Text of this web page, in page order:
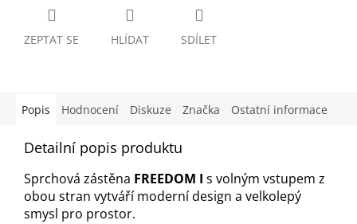
ZEPTAT SE HLÍDAT SDÍLET
Popis Hodnocení Diskuze Značka Ostatní informace
Detailní popis produktu
Sprchová zástěna FREEDOM I s volným vstupem z
obou stran vytváří moderní design a velkolepý
smysl pro prostor.